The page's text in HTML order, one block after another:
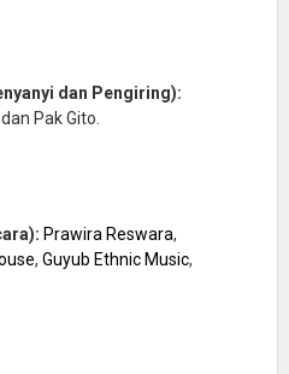
dan Pengiring):
Pak Gito.
Prawira Reswara,
, Guyub Ethnic Music,